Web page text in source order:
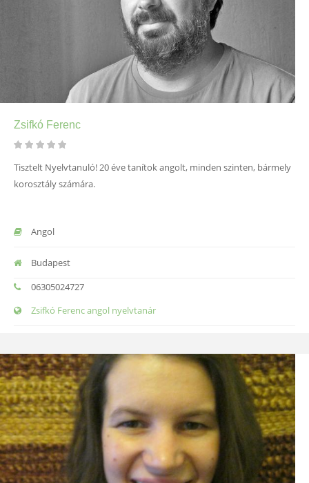
Zsifkó Ferenc
Tisztelt Nyelvtanuló! 20 éve tanítok angolt, minden szinten, bármely
korosztály számára.
Angol
Budapest
06305024727
Zsifkó Ferenc angol nyelvtanár